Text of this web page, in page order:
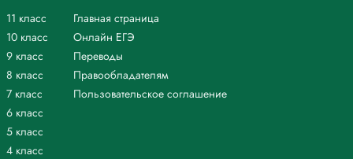
11 класс
10 класс
9 класс
8 класс
7 класс
6 класс
5 класс
4 класс
Главная страница
Онлайн ЕГЭ
Переводы
Правообладателям
Пользовательское соглашение